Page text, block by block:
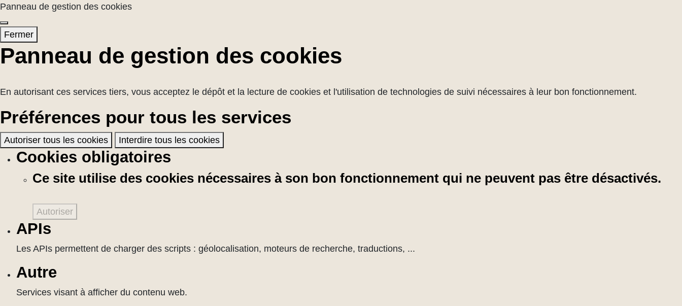
Panneau de gestion des cookies
Fermer
Panneau de gestion des cookies
En autorisant ces services tiers, vous acceptez le dépôt et la lecture de cookies et l'utilisation de technologies de suivi nécessaires à leur bon fonctionnement.
Préférences pour tous les services
Autoriser tous les cookies Interdire tous les cookies
Cookies obligatoires
Ce site utilise des cookies nécessaires à son bon fonctionnement qui ne peuvent pas être désactivés.
Autoriser
APIs
Les APIs permettent de charger des scripts : géolocalisation, moteurs de recherche, traductions, ...
Autre
Services visant à afficher du contenu web.